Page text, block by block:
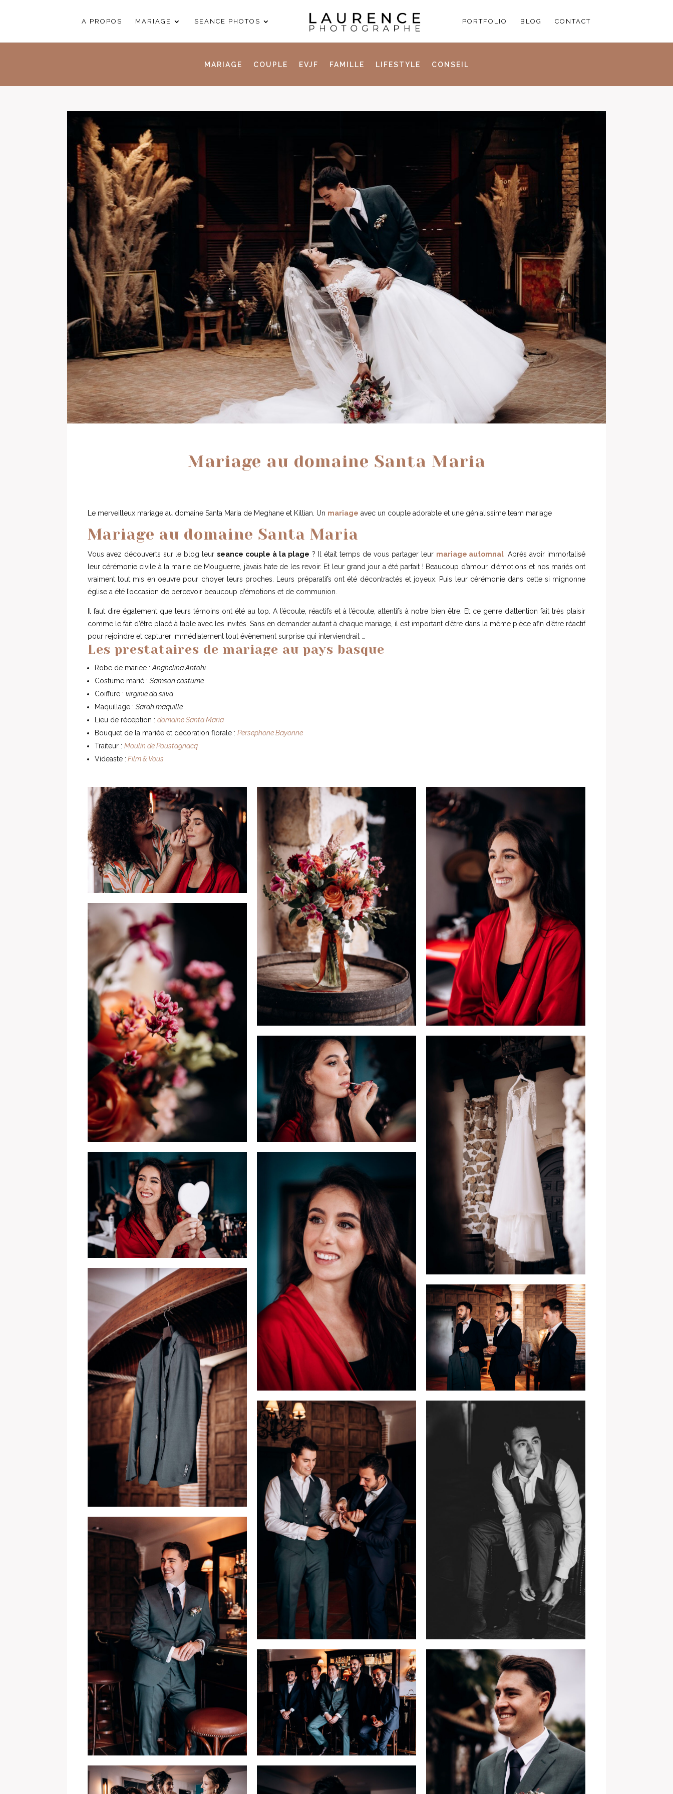
A PROPOS MARIAGE SEANCE PHOTOS PORTFOLIO BLOG CONTACT
MARIAGE COUPLE EVJF FAMILLE LIFESTYLE CONSEIL
Mariage au domaine Santa Maria
Le merveilleux mariage au domaine Santa Maria de Meghane et Killian. Un mariage avec un couple adorable et une génialissime team mariage
Mariage au domaine Santa Maria
Vous avez découverts sur le blog leurseance couple à la plage ? Il était temps de vous partager leur mariage automnal . Après avoir immortalisé
leur cérémonie civile à la mairie de Mouguerre, j’avais hate de les revoir. Et leur grand jour a été parfait ! Beaucoup d’amour, d’émotions et nos mariés ont
vraiment tout mis en oeuvre pour choyer leurs proches. Leurs préparatifs ont été décontractés et joyeux. Puis leur cérémonie dans cette si mignonne
église a été l’occasion de percevoir beaucoup d’émotions et de communion.
Il faut dire également que leurs témoins ont été au top. A l’écoute, réactifs et à l’écoute, attentifs à notre bien être. Et ce genre d’attention fait très plaisir
comme le fait d’être placé à table avec les invités. Sans en demander autant à chaque mariage, il est important d’être dans la même pièce afin d’être réactif
pour rejoindre et capturer immédiatement tout évènement surprise qui interviendrait …
Les prestataires de mariage au pays basque
Robe de mariée : Anghelina Antohi
Costume marié : Samson costume
Coiffure : virginie da silva
Maquillage : Sarah maquille
Lieu de réception : domaine Santa Maria
Bouquet de la mariée et décoration florale : Persephone Bayonne
Traiteur : Moulin de Poustagnacq
Videaste : Film & Vous